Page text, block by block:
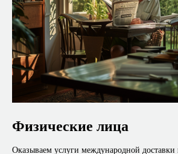
Физические лица
Оказываем услуги международной доставки